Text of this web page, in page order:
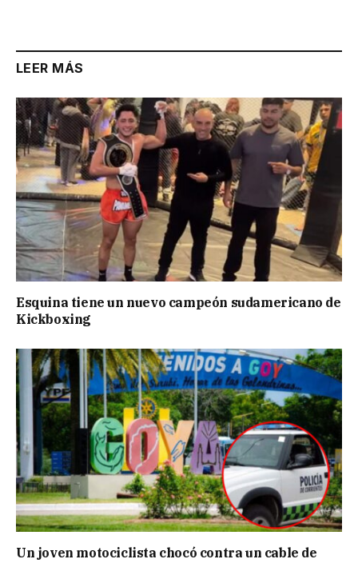
LEER MÁS
Esquina tiene un nuevo campeón sudamericano de
Kickboxing
Un joven motociclista chocó contra un cable de